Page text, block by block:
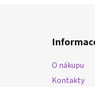
O nákupu
Kontakty